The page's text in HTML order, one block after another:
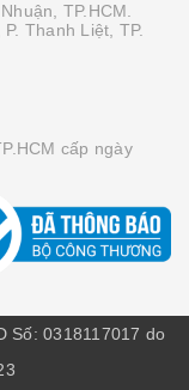
TP.HCM.
Thanh Liệt, TP.
cấp ngày
Số: 0318117017 do